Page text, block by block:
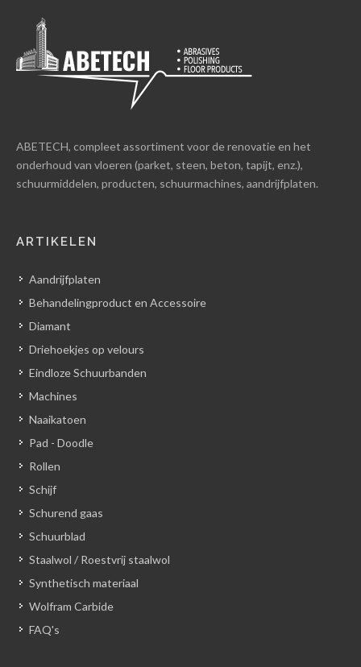
ABETECH, compleet assortiment voor de renovatie en het
onderhoud van vloeren (parket, steen, beton, tapijt, enz.),
schuurmiddelen, producten, schuurmachines, aandrijfplaten.
ARTIKELEN
Aandrijfplaten
Behandelingproduct en Accessoire
Diamant
Driehoekjes op velours
Eindloze Schuurbanden
Machines
Naaikatoen
Pad - Doodle
Rollen
Schijf
Schurend gaas
Schuurblad
Staalwol / Roestvrij staalwol
Synthetisch materiaal
Wolfram Carbide
FAQ's